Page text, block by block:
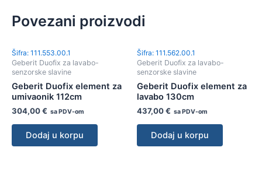
Povezani proizvodi
Šifra: 111.553.00.1
Geberit Duofix za lavabo-
senzorske slavine
Geberit Duofix element za
umivaonik 112cm
304,00€ sa PDV-om
Dodaj u korpu
Šifra: 111.562.00.1
Geberit Duofix za lavabo-
senzorske slavine
Geberit Duofix element za
lavabo 130cm
437,00€ sa PDV-om
Dodaj u korpu